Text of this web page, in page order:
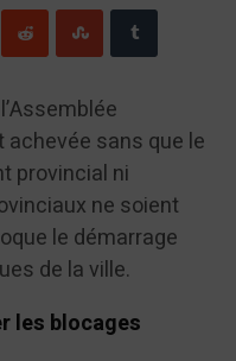
achevée sans que le
provincial ni
ne soient
le démarrage
de la ville.
les blocages